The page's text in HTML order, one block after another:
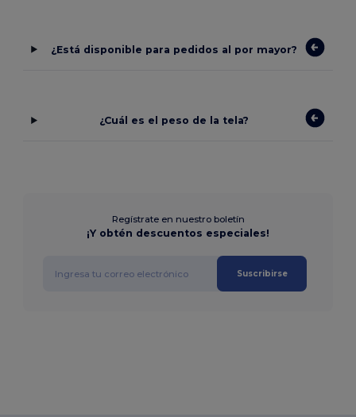
¿Está disponible para pedidos al por mayor?
¿Cuál es el peso de la tela?
Regístrate en nuestro boletín
¡Y obtén descuentos especiales!
Suscribirse